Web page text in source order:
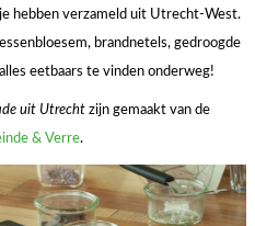
hebben verzameld uit Utrecht-West.
brandnetels, gedroogde
eetbaars te vinden onderweg!
uit Utrecht zijn gemaakt van de
& Verre.